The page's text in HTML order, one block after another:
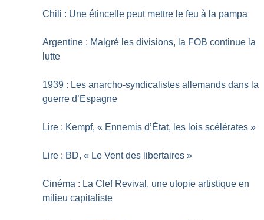
Chili : Une étincelle peut mettre le feu à la pampa
Argentine : Malgré les divisions, la FOB continue la
lutte
1939 : Les anarcho-syndicalistes allemands dans la
guerre d’Espagne
Lire : Kempf, « Ennemis d’État, les lois scélérates »
Lire : BD, « Le Vent des libertaires »
Cinéma : La Clef Revival, une utopie artistique en
milieu capitaliste